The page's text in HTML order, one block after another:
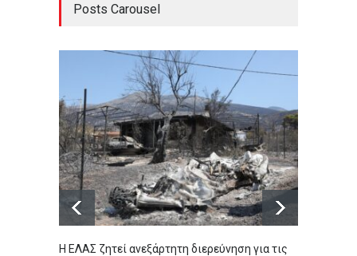
Posts Carousel
Η ΕΛΑΣ ζητεί ανεξάρτητη διερεύνηση για τις